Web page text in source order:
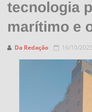
tecnologia
marítimo e
Da Redação 16/10/